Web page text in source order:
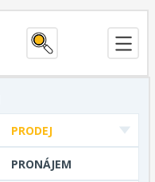
PRODEJ
PRONÁJEM